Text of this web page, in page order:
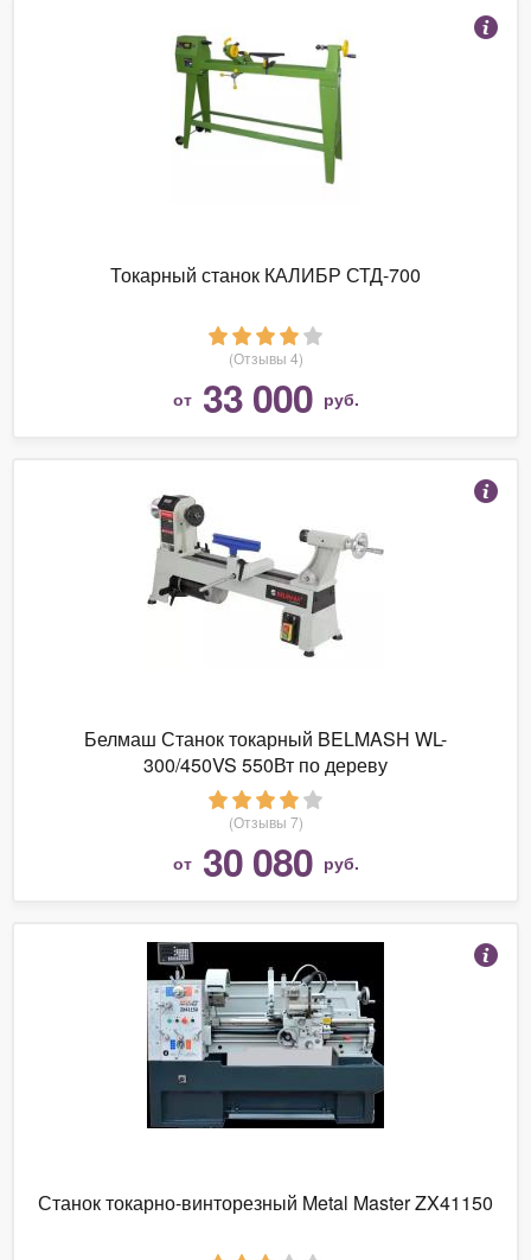
Токарный станок КАЛИБР СТД-700
(Отзывы 4)
от 33 000 руб.
Белмаш Станок токарный BELMASH WL-
300/450VS 550Вт по дереву
(Отзывы 7)
от 30 080 руб.
Станок токарно-винторезный Metal Master ZX41150